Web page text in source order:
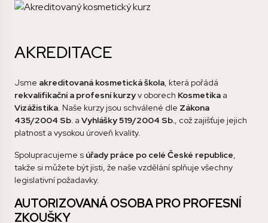
AKREDITACE
Jsme akreditovaná kosmetická škola , která pořádá
rekvalifikační a profesní kurzyv oborech Kosmetika a
Vizážistika . Naše kurzy jsou schválené dle Zákona
435/2004 Sb. a Vyhlášky 519/2004 Sb. , což zajišťuje jejich
platnost a vysokou úroveň kvality.
Spolupracujeme s úřady práce po celé České republice
takže si můžete být jisti, že naše vzdělání splňuje všechny
legislativní požadavky.
AUTORIZOVANÁ OSOBA PRO PROFESNÍ
ZKOUŠKY